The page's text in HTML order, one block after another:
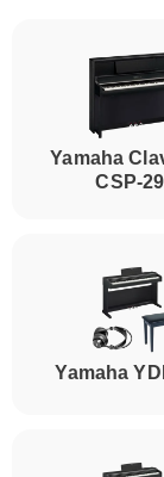
Yamaha
CSP-
Yamaha